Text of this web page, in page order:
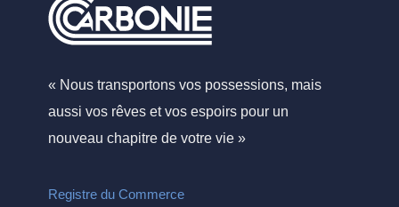
« Nous transportons vos possessions, mais
aussi vos rêves et vos espoirs pour un
nouveau chapitre de votre vie »
Registre du Commerce